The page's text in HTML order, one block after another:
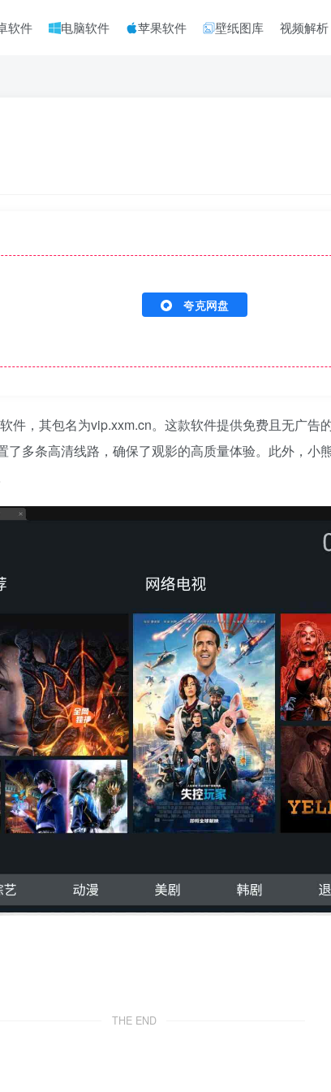
软件 电脑软件 苹果软件 壁纸图库 视频解析
夸克网盘
件，其包名为vip.xxm.cn。这款软件提供免费且无广告
了多条高清线路，确保了观影的高质量体验。此外，小
THE END